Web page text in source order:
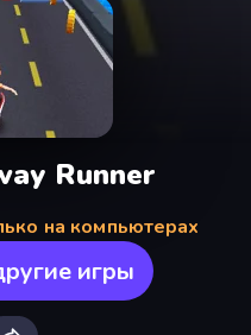
Runner
на компьютерах
игры